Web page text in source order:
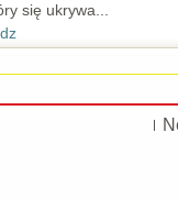
się ukrywa...